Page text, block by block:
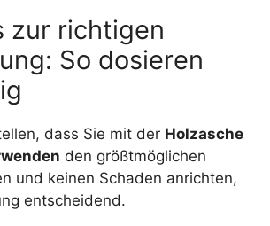
zur richtigen
So dosieren
dass Sie mit der Holzasche
den größtmöglichen
und keinen Schaden anrichten,
entscheidend.